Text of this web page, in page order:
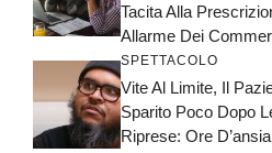
Tacita Alla
Allarme Dei
SPETTACOLO
Vite Al Limite, Il
Sparito Poco Dopo
Riprese: Ore